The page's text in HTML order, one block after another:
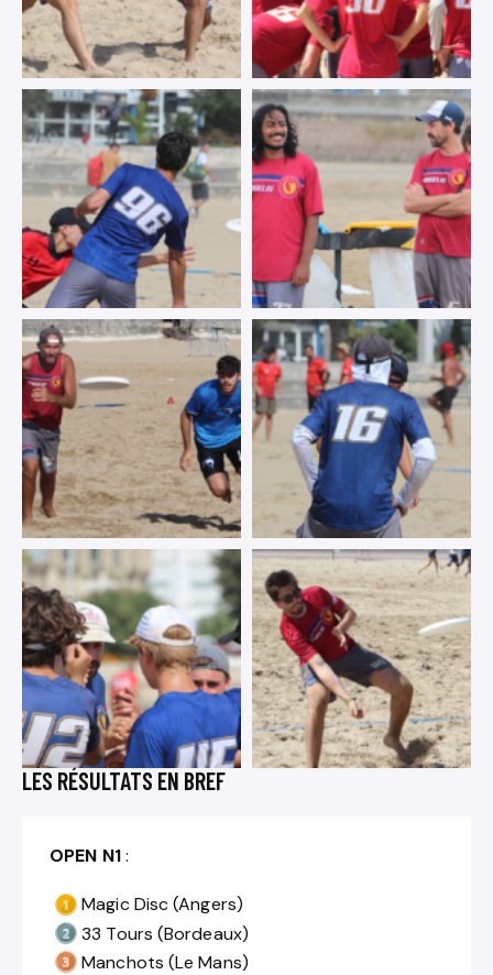
LES RÉSULTATS EN BREF
OPEN N1:
Magic Disc (Angers)
33 Tours (Bordeaux)
Manchots (Le Mans)